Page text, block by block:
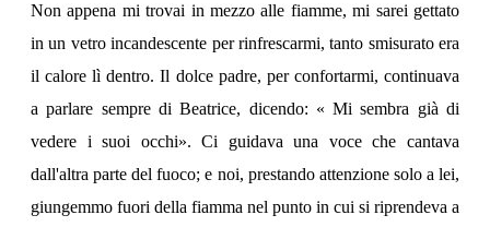
Non appena mi trovai in mezzo alle fiamme, mi sarei gettato
in un vetro incandescente per rinfrescarmi, tanto smisurato era
il calore lì dentro. Il dolce padre, per confortarmi, continuava
a parlare sempre di Beatrice, dicendo: « Mi sembra già di
vedere i suoi occhi». Ci guidava una voce che cantava
dall'altra parte del fuoco; e noi, prestando attenzione solo a lei,
giungemmo fuori della fiamma nel punto in cui si riprendeva a